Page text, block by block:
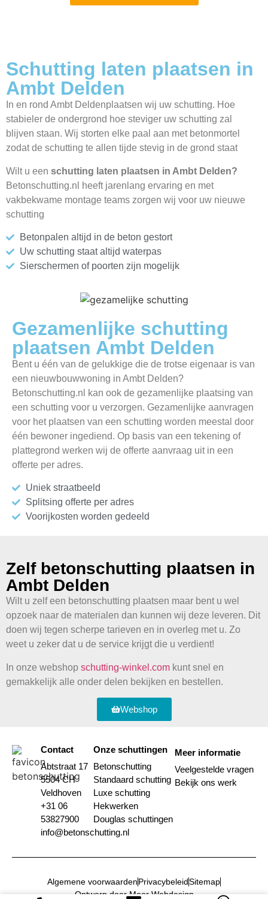
Schutting laten plaatsen in
Ambt Delden
In en rond Ambt Deldenplaatsen wij uw schutting. Hoe
stabieler de ondergrond hoe steviger uw schutting zal
blijven staan. Wij storten elke paal aan met betonmortel
zodat de schutting te allen tijde stevig in de grond staat
Wilt u een schutting laten plaatsen in Ambt Delden?
Betonschutting.nl heeft jarenlang ervaring en met
vakbekwame montage teams zorgen wij voor uw nieuwe
schutting
Betonpalen altijd in de beton gestort
Uw schutting staat altijd waterpas
Sierschermen of poorten zijn mogelijk
Gezamenlijke schutting
plaatsen Ambt Delden
Bent u één van de gelukkige die de trotse eigenaar is van
een nieuwbouwwoning in Ambt Delden?
Betonschutting.nl kan ook de gezamenlijke plaatsing van
een schutting voor u verzorgen. Gezamenlijke aanvragen
voor het plaatsen van een schutting worden meestal door
één bewoner ingediend. Op basis van een tekening of
plattegrond werken wij de offerte aanvraag uit in een
offerte per adres.
Uniek straatbeeld
Splitsing offerte per adres
Voorijkosten worden gedeeld
Zelf betonschutting plaatsen in
Ambt Delden
Wilt u zelf een betonschutting plaatsen maar bent u wel
opzoek naar de materialen dan kunnen wij deze leveren. Dit
doen wij tegen scherpe tarieven en in overleg met u. Zo
weet u zeker dat u de service krijgt die u verdient!
In onze webshop schutting-winkel.com kunt snel en
gemakkelijk alle onder delen bekijken en bestellen.
Webshop
Contact
Abtstraat 17
5504 CH
Veldhoven
+31 06
53827900
info@betonschutting.nl
Onze schuttingen
Betonschutting
Standaard schutting
Luxe schutting
Hekwerken
Douglas schuttingen
Meer informatie
Veelgestelde vragen
Bekijk ons werk
Algemene voorwaardenPrivacybeleidSitemap
Ontwerp door Moor Webdesign